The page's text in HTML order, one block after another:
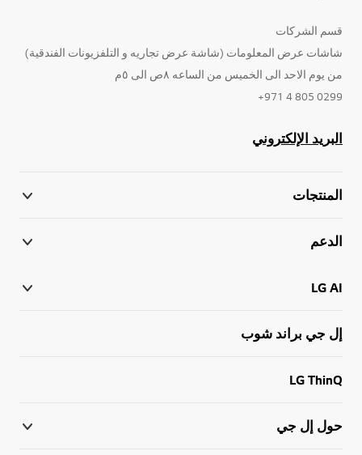
قسم الشركات
شاشات عرض المعلومات (شاشة عرض تجاريه و التلفزيونات الفندقية)
من يوم الاحد الى الخميس من الساعه ٨ص الى ٥م
0299 805 4 971+
البريد الإلكتروني
المنتجات
الدعم
LG AI
إل جي براند شوب
LG ThinQ
حول إل جي